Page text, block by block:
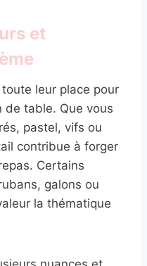
et
leur place pour
de table. Que vous
pastel, vifs ou
contribue à forger
Certains
galons ou
la thématique